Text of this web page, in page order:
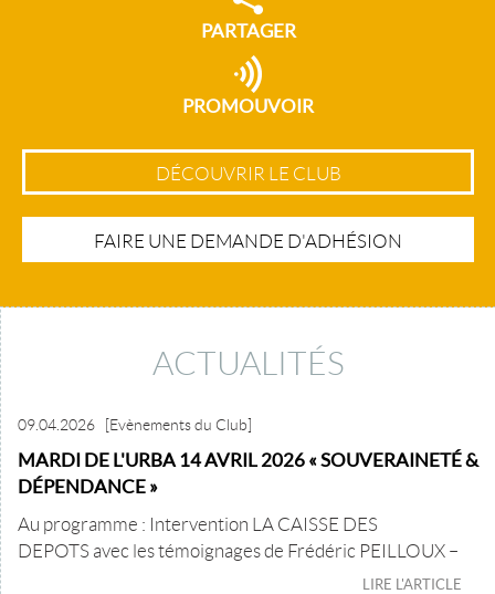
PARTAGER
PROMOUVOIR
DÉCOUVRIR LE CLUB
FAIRE UNE DEMANDE D'ADHÉSION
ACTUALITÉS
09.04.2026 [Evènements du Club]
MARDI DE L'URBA 14 AVRIL 2026 « SOUVERAINETÉ &
DÉPENDANCE »
Au programme : Intervention LA CAISSE DES
DEPOTS avec les témoignages de Frédéric PEILLOUX –
LIRE L'ARTICLE